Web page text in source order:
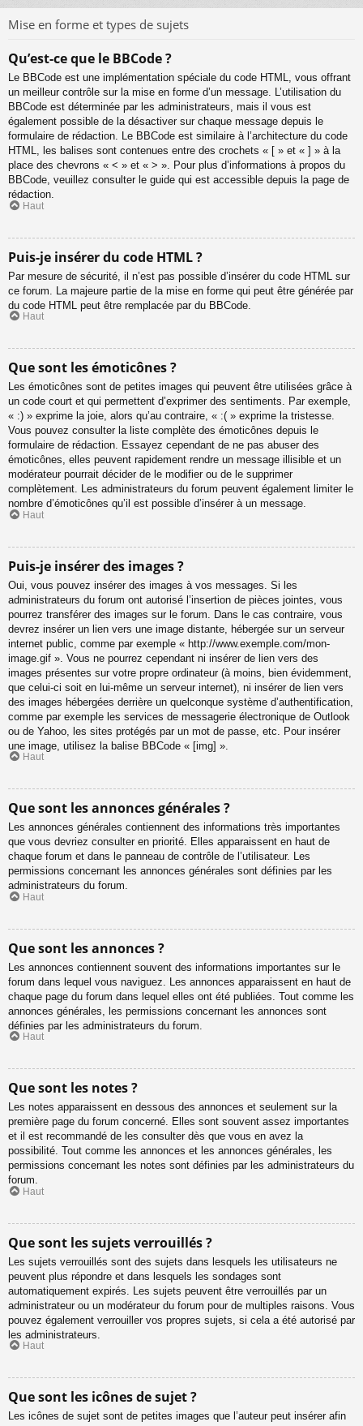
Mise en forme et types de sujets
Qu’est-ce que le BBCode ?
Le BBCode est une implémentation spéciale du code HTML, vous offrant
un meilleur contrôle sur la mise en forme d’un message. L’utilisation du
BBCode est déterminée par les administrateurs, mais il vous est
également possible de la désactiver sur chaque message depuis le
formulaire de rédaction. Le BBCode est similaire à l’architecture du code
HTML, les balises sont contenues entre des crochets « [ » et « ] » à la
place des chevrons « < » et « > ». Pour plus d’informations à propos du
BBCode, veuillez consulter le guide qui est accessible depuis la page de
rédaction.
Haut
Puis-je insérer du code HTML ?
Par mesure de sécurité, il n’est pas possible d’insérer du code HTML sur
ce forum. La majeure partie de la mise en forme qui peut être générée par
du code HTML peut être remplacée par du BBCode.
Haut
Que sont les émoticônes ?
Les émoticônes sont de petites images qui peuvent être utilisées grâce à
un code court et qui permettent d’exprimer des sentiments. Par exemple,
« :) » exprime la joie, alors qu’au contraire, « :( » exprime la tristesse.
Vous pouvez consulter la liste complète des émoticônes depuis le
formulaire de rédaction. Essayez cependant de ne pas abuser des
émoticônes, elles peuvent rapidement rendre un message illisible et un
modérateur pourrait décider de le modifier ou de le supprimer
complètement. Les administrateurs du forum peuvent également limiter le
nombre d’émoticônes qu’il est possible d’insérer à un message.
Haut
Puis-je insérer des images ?
Oui, vous pouvez insérer des images à vos messages. Si les
administrateurs du forum ont autorisé l’insertion de pièces jointes, vous
pourrez transférer des images sur le forum. Dans le cas contraire, vous
devrez insérer un lien vers une image distante, hébergée sur un serveur
internet public, comme par exemple « http://www.exemple.com/mon-
image.gif ». Vous ne pourrez cependant ni insérer de lien vers des
images présentes sur votre propre ordinateur (à moins, bien évidemment,
que celui-ci soit en lui-même un serveur internet), ni insérer de lien vers
des images hébergées derrière un quelconque système d’authentification,
comme par exemple les services de messagerie électronique de Outlook
ou de Yahoo, les sites protégés par un mot de passe, etc. Pour insérer
une image, utilisez la balise BBCode « [img] ».
Haut
Que sont les annonces générales ?
Les annonces générales contiennent des informations très importantes
que vous devriez consulter en priorité. Elles apparaissent en haut de
chaque forum et dans le panneau de contrôle de l’utilisateur. Les
permissions concernant les annonces générales sont définies par les
administrateurs du forum.
Haut
Que sont les annonces ?
Les annonces contiennent souvent des informations importantes sur le
forum dans lequel vous naviguez. Les annonces apparaissent en haut de
chaque page du forum dans lequel elles ont été publiées. Tout comme les
annonces générales, les permissions concernant les annonces sont
définies par les administrateurs du forum.
Haut
Que sont les notes ?
Les notes apparaissent en dessous des annonces et seulement sur la
première page du forum concerné. Elles sont souvent assez importantes
et il est recommandé de les consulter dès que vous en avez la
possibilité. Tout comme les annonces et les annonces générales, les
permissions concernant les notes sont définies par les administrateurs du
forum.
Haut
Que sont les sujets verrouillés ?
Les sujets verrouillés sont des sujets dans lesquels les utilisateurs ne
peuvent plus répondre et dans lesquels les sondages sont
automatiquement expirés. Les sujets peuvent être verrouillés par un
administrateur ou un modérateur du forum pour de multiples raisons. Vous
pouvez également verrouiller vos propres sujets, si cela a été autorisé par
les administrateurs.
Haut
Que sont les icônes de sujet ?
Les icônes de sujet sont de petites images que l’auteur peut insérer afin